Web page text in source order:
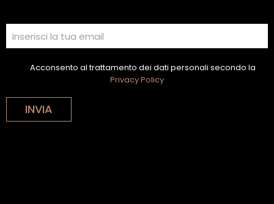
Acconsento al trattamento dei dati personali secondo la
Privacy Policy
INVIA